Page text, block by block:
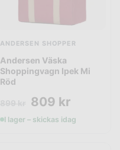
ANDERSEN SHOPPER
Andersen Väska
Shoppingvagn Ipek Mi
Röd
809 kr
I lager – skickas idag